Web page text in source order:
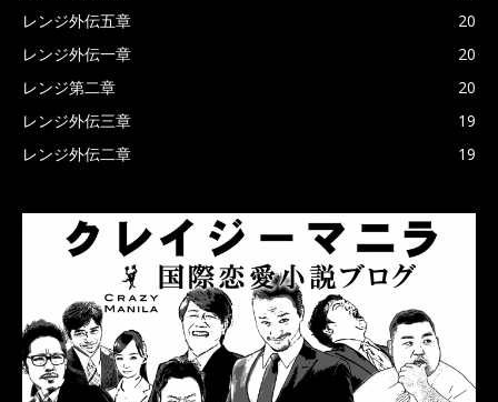
レンジ外伝五章
20
レンジ外伝一章
20
レンジ第二章
20
レンジ外伝三章
19
レンジ外伝二章
19